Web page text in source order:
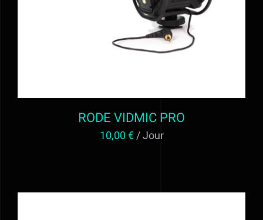
RODE VIDMIC PRO
10,00€/ Jour